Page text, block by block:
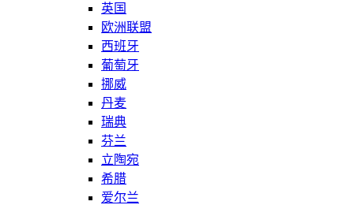
英国
欧洲联盟
西班牙
葡萄牙
挪威
丹麦
瑞典
芬兰
立陶宛
希腊
爱尔兰